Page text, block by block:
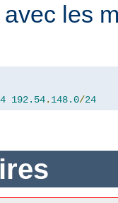
les
192.54. 148.0/24